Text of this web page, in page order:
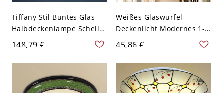
Tiffany Stil Buntes Glas
Halbdeckenlampe Schelle
Schirm Radial 3-Kopf
Deckenleuchte -
Ozeanblau 110V-120V
148,79 €
Weißes Glaswürfel-
Deckenlicht Modernes 1-
Lampen-Semi-Flush-
Mount-Deckenlampe mit
quadratischer Holzkanzel,
4" breit
45,86 €